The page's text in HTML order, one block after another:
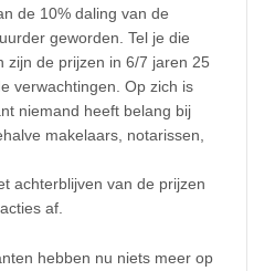
de 10% daling van de
geworden. Tel je die
zijn de prijzen in 6/7 jaren 25
verwachtingen. Op zich is
niemand heeft belang bij
makelaars, notarissen,
achterblijven van de prijzen
af.
hebben nu niets meer op